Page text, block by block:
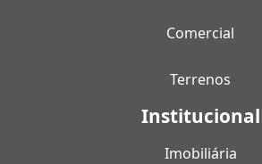
Comercial
Terrenos
Institucional
Imobiliária